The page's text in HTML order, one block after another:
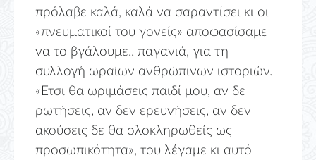
πρόλαβε καλά, καλά να σαραντίσει κι οι
«πνευματικοί του γονείς» αποφασίσαμε
να το βγάλουμε.. παγανιά, για τη
συλλογή ωραίων ανθρώπινων ιστοριών.
«Ετσι θα ωριμάσεις παιδί μου, αν δε
ρωτήσεις, αν δεν ερευνήσεις, αν δεν
ακούσεις δε θα ολοκληρωθείς ως
προσωπικότητα», του λέγαμε κι αυτό